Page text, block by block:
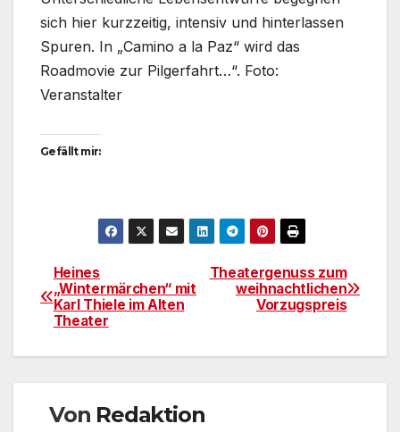
sich hier kurzzeitig, intensiv und hinterlassen
Spuren. In „Camino a la Paz“ wird das
Roadmovie zur Pilgerfahrt…“. Foto:
Veranstalter
Gefällt mir:
Beitragsnavigation
Theatergenuss zum
weihnachtlichen
Vorzugspreis
Heines
„Wintermärchen“ mit
Karl Thiele im Alten
Theater
Von Redaktion